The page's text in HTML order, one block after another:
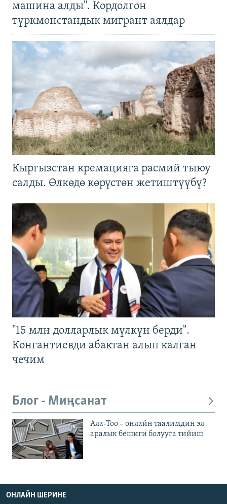
машина алды". Кордолгон
түркмөнстандык мигрант аялдар
Кыргызстан кремацияга расмий тыюу
салды. Өлкөдө көрүстөн жетиштүүбү?
"15 млн долларлык мүлкүн берди".
Конгантиевди абактан алып калган
чечим
Блог - Миңсанат
Ала-Тоо – онлайн таалимдин эл
аралык бешиги болууга тийиш
ОНЛАЙН ШЕРИНЕ